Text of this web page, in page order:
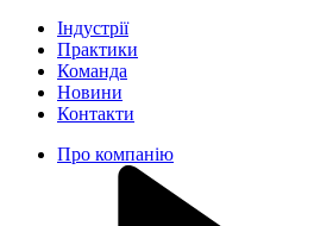
Індустрії
Практики
Команда
Новини
Контакти
Про компанію